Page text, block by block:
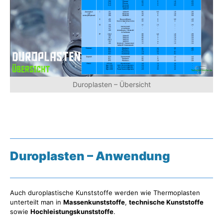
Duroplasten – Übersicht
Duroplasten – Anwendung
Auch duroplastische Kunststoffe werden wie Thermoplasten
unterteilt man in Massenkunststoffe, technische Kunststoffe
sowie Hochleistungskunststoffe.